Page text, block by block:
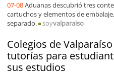
07-08Aduanas descubrió tres
cartuchos y elementos de
separado.
soyvalparaiso
Colegios de
tutorías para
sus estudios